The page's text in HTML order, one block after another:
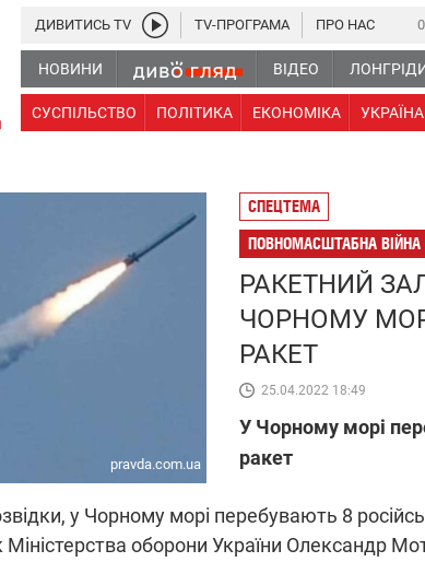
НОВИНИ ВІДЕО
СУСПІЛЬСТВО ПОЛІТИКА ЕКОНОМІКА УКРАЇНА
ДИВИТИСЬ TV TV-ПРОГРАМА ПРО НАС
pravda.com.ua
СПЕЦТЕМА
ПОВНОМАСШТАБНА ВІЙНА
РАКЕТНИЙ
ЧОРНОМУ
РАКЕТ
25.04.2022 18:49
У Чорному морі
ракет
у Чорному морі перебувають 8
оборони України Олександр